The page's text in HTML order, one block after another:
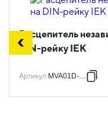
Расцепитель
DIN-рейку IEK
Артикул:MVA01D-RN